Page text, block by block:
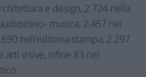
e design, 2.724 nella
musica, 2.457 nei
nell’editoria-stampa, 2.297
arti visive, infine 83 nel